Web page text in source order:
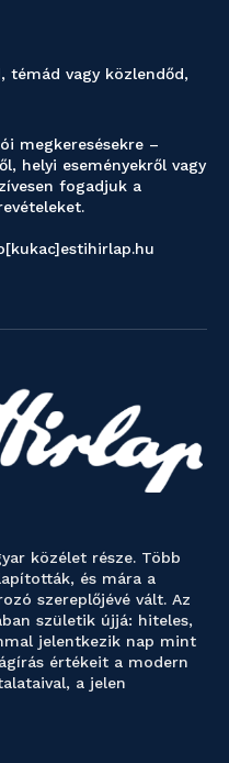
témád vagy közlendőd,
megkeresésekre –
helyi eseményekről vagy
fogadjuk a
közélet része. Több
és mára a
szereplőjévé vált. Az
születik újjá: hiteles,
jelentkezik nap mint
értékeit a modern
a jelen